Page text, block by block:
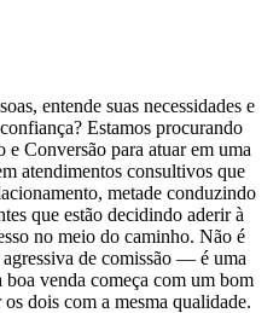
entende suas necessidades e
Estamos procurando
Conversão para atuar em uma
atendimentos consultivos que
metade conduzindo
que estão decidindo aderir à
no meio do caminho. Não é
de comissão — é uma
boa venda começa com um bom
dois com a mesma qualidade.